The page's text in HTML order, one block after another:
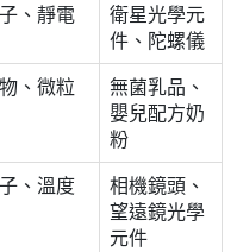
、靜電
衛星光學元
件、陀螺儀
、微粒
無菌乳品、
嬰兒配方奶
粉
、溫度
相機鏡頭、
望遠鏡光學
元件